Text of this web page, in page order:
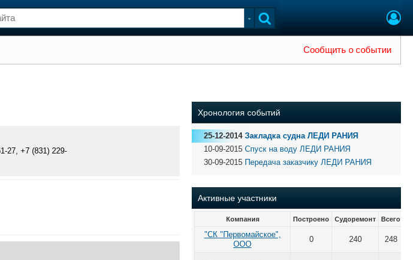
Сообщить о событии
27, +7 (831) 229-
Хронология событий
25-12-2014 Закладка судна ЛЕДИ РАНИЯ
10-09-2015 Спуск на воду ЛЕДИ РАНИЯ
30-09-2015 Передача заказчику ЛЕДИ РАНИЯ
Активные участники
Компания Построено Судоремонт Всего
"СК "Первомайское",
ООО
0 240 248